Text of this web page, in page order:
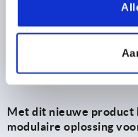
Met dit nieuwe product
modulaire oplossing